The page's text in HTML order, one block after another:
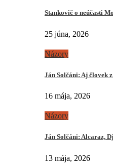
Stankovič o neúčasti
25 júna, 2026
Názory
Ján Solčáni: Aj človek
16 mája, 2026
Názory
Ján Solčáni: Alcaraz,
13 mája, 2026